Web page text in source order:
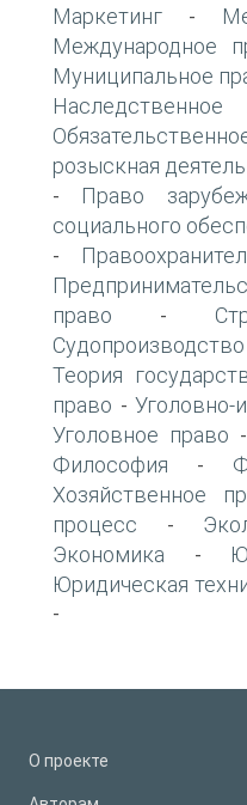
Маркетинг -
Международное
Муниципальное
Наследственное
розыскная
- Право
социального
-
право -
Судопроизводство
Теория
право - Уголовно-
Уголовное право -
Философия -
Хозяйственное
процесс -
Экономика -
Юридическая
-
О проекте